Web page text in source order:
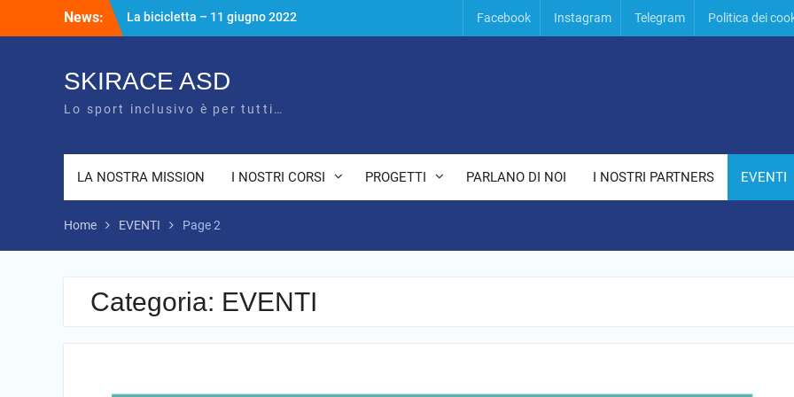
News:
La bicicletta – 11 giugno 2022
Unisciti al nostro canale telegram
a Bazzano (PR) – 24 Luglio 2022
Facebook Instagram Telegram Politica dei
SKIRACE ASD
Lo sport inclusivo è per tutti…
LA NOSTRA MISSION I NOSTRI CORSI PROGETTI PARLANO DI NOI I NOSTRI PARTNERS EVENTI
Home EVENTI Page 2
Categoria: EVENTI